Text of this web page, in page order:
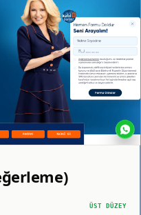
ÜST DÜZEY